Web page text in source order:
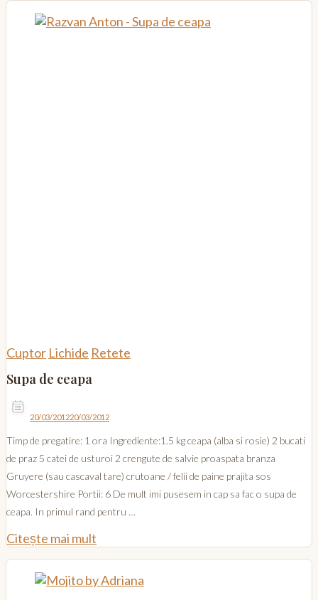
Cuptor Lichide Retete
Supa de ceapa
20/03/201220/03/2012
Timp de pregatire: 1 ora Ingrediente:1.5 kg ceapa (alba si rosie) 2 bucati
de praz 5 catei de usturoi 2 crengute de salvie proaspata branza
Gruyere (sau cascaval tare) crutoane / felii de paine prajita sos
Worcestershire Portii: 6 De mult imi pusesem in cap sa fac o supa de
ceapa. In primul rand pentru …
Citește mai mult